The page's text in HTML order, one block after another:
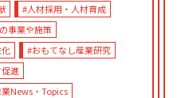
#人材採用・人材育成
事業や施策
#おもてなし産業研究
進
News・Topics